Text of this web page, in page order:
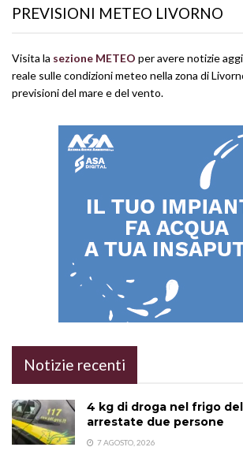
PREVISIONI METEO LIVORNO
Visita la sezione METEO per avere notizie
reale sulle condizioni meteo nella zona di
previsioni del mare e del vento.
Notizie recenti
4 kg di droga nel frigo
arrestate due persone
7 AGOSTO, 2026